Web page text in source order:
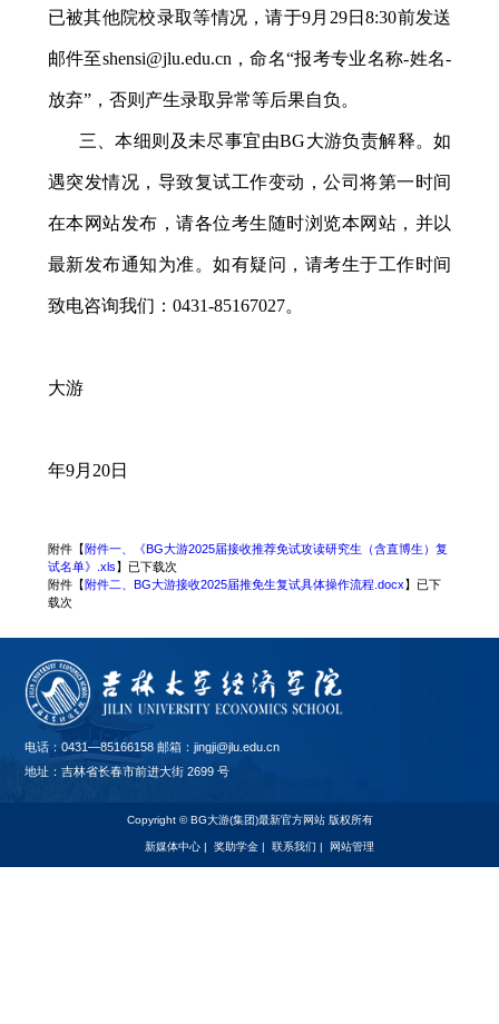
已被其他院校录取等情况，请于9月 29日8:30前发送
邮件至shensi@jlu.edu.cn ，命名“报考专业名称-姓名-
放弃”，否则产生录取异常等后果自负。
三、本细则及未尽事宜由BG大游负责解释。如
遇突发情况，导致复试工作变动，公司将第一时间
在本网站发布，请各位考生随时浏览本网站，并以
最新发布通知为准。如有疑问，请考生于工作时间
致电咨询我们： 0431-85167027。
大游
年9月 20日
附件【附件一、《BG大游2025届接收推荐免试攻读研究生（含直博生）复
试名单》.xls】已下载次
附件【附件二、BG大游接收2025届推免生复试具体操作流程.docx】已下
载次
电话：0431—85166158 邮箱：jingji@jlu.edu.cn
地址：吉林省长春市前进大街 2699 号
Copyright © BG大游(集团)最新官方网站 版权所有
新媒体中心 | 奖助学金 | 联系我们 | 网站管理